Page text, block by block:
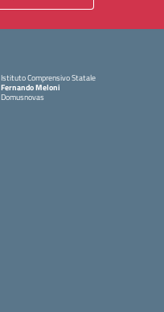
Istituto Comprensivo Statale
Fernando Meloni
Domusnovas